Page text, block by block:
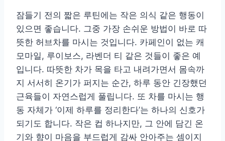
잠들기 전의 짧은 루틴에는 작은 의식 같은 행동이
있으면 좋습니다. 그중 가장 손쉬운 방법이 바로 따
뜻한 허브차를 마시는 것입니다. 카페인이 없는 캐
모마일, 루이보스, 라벤더 티 같은 것들이 좋은 예
입니다. 따뜻한 차가 목을 타고 내려가면서 몸속까
지 서서히 온기가 퍼지는 순간, 하루 동안 긴장했던
근육들이 자연스럽게 풀립니다. 또 차를 마시는 행
동 자체가 ‘이제 하루를 정리한다’는 하나의 신호가
되기도 합니다. 작은 컵 하나지만, 그 안에 담긴 온
기와 향이 마음을 부드럽게 감싸 안아주는 셈이지